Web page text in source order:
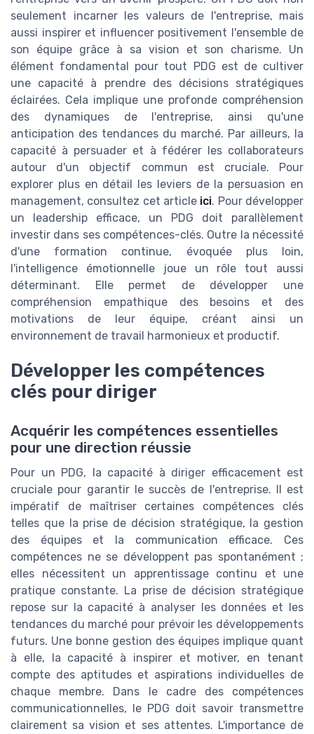
seulement incarner les valeurs de l'entreprise, mais
aussi inspirer et influencer positivement l'ensemble de
son équipe grâce à sa vision et son charisme. Un
élément fondamental pour tout PDG est de cultiver
une capacité à prendre des décisions stratégiques
éclairées. Cela implique une profonde compréhension
des dynamiques de l'entreprise, ainsi qu'une
anticipation des tendances du marché. Par ailleurs, la
capacité à persuader et à fédérer les collaborateurs
autour d'un objectif commun est cruciale. Pour
explorer plus en détail les leviers de la persuasion en
management, consultez cet article ici. Pour développer
un leadership efficace, un PDG doit parallèlement
investir dans ses compétences-clés. Outre la nécessité
d'une formation continue, évoquée plus loin,
l'intelligence émotionnelle joue un rôle tout aussi
déterminant. Elle permet de développer une
compréhension empathique des besoins et des
motivations de leur équipe, créant ainsi un
environnement de travail harmonieux et productif.
Développer les compétences
clés pour diriger
Acquérir les compétences essentielles
pour une direction réussie
Pour un PDG, la capacité à diriger efficacement est
cruciale pour garantir le succès de l'entreprise. Il est
impératif de maîtriser certaines compétences clés
telles que la prise de décision stratégique, la gestion
des équipes et la communication efficace. Ces
compétences ne se développent pas spontanément ;
elles nécessitent un apprentissage continu et une
pratique constante. La prise de décision stratégique
repose sur la capacité à analyser les données et les
tendances du marché pour prévoir les développements
futurs. Une bonne gestion des équipes implique quant
à elle, la capacité à inspirer et motiver, en tenant
compte des aptitudes et aspirations individuelles de
chaque membre. Dans le cadre des compétences
communicationnelles, le PDG doit savoir transmettre
clairement sa vision et ses attentes. L'importance de